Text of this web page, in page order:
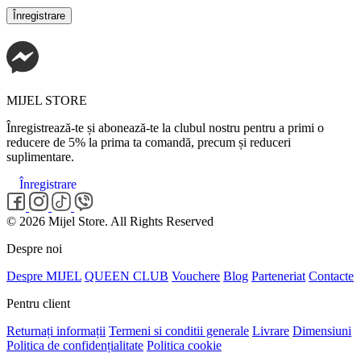
Înregistrare
MIJEL STORE
Înregistrează-te și abonează-te la clubul nostru pentru a primi o
reducere de 5% la prima ta comandă, precum și reduceri
suplimentare.
Înregistrare
© 2026 Mijel Store. All Rights Reserved
Despre noi
Despre MIJEL QUEEN CLUB Vouchere Blog Parteneriat Contacte
Pentru client
Returnați informații Termeni si conditii generale Livrare Dimensiuni
Politica de confidențialitate Politica cookie